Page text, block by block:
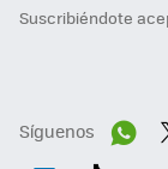
Suscribiéndote
Síguenos